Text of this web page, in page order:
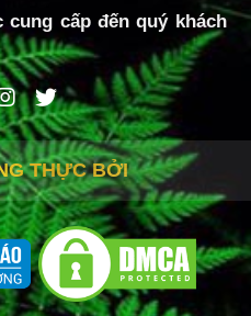
cấp đến quý khách
THỰC BỞI